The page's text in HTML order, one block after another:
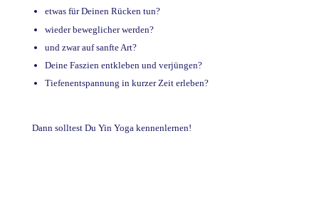
etwas für Deinen Rücken tun?
wieder beweglicher werden?
und zwar auf sanfte Art?
Deine Faszien entkleben und verjüngen?
Tiefenentspannung in kurzer Zeit erleben?
Dann solltest Du Yin Yoga kennenlernen!